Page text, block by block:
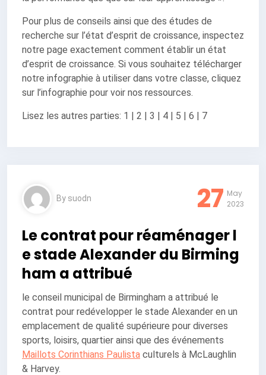
Pour plus de conseils ainsi que des études de
recherche sur l’état d’esprit de croissance, inspectez
notre page exactement comment établir un état
d’esprit de croissance. Si vous souhaitez télécharger
notre infographie à utiliser dans votre classe, cliquez
sur l’infographie pour voir nos ressources.
Lisez les autres parties: 1 | 2 | 3 | 4 | 5 | 6 | 7
By suodn 27 May
2023
Le contrat pour réaménager l
e stade Alexander du Birming
ham a attribué
le conseil municipal de Birmingham a attribué le
contrat pour redévelopper le stade Alexander en un
emplacement de qualité supérieure pour diverses
sports, loisirs, quartier ainsi que des événements
Maillots Corinthians Paulista culturels à McLaughlin
& Harvey.